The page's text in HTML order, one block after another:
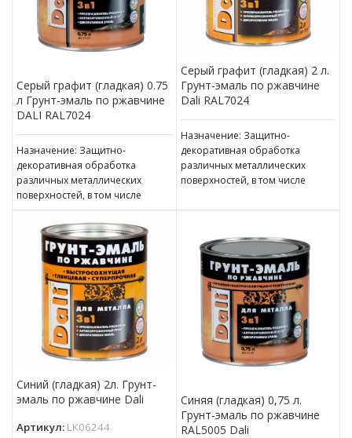
Серый графит (гладкая) 0.75
л Грунт-эмаль по ржавчине
DALI RAL7024
Назначение: Защитно-
декоративная обработка
различных металлических
поверхностей, в том числе
пораженных точечной или
сплошной коррозией c
толщиной ржавчины до 100 мкм
Серый графит (гладкая) 2 л.
Грунт-эмаль по ржавчине
Dali RAL7024
Назначение: Защитно-
декоративная обработка
различных металлических
поверхностей, в том числе
сплошной коррозией c
Синий (гладкая) 2л. Грунт-
эмаль по ржавчине Dali
Артикул: LK06244
Синяя (гладкая) 0,75 л.
Грунт-эмаль по ржавчине
RAL5005 Dali